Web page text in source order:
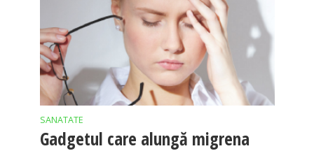
SANATATE
Gadgetul care alungă migrena